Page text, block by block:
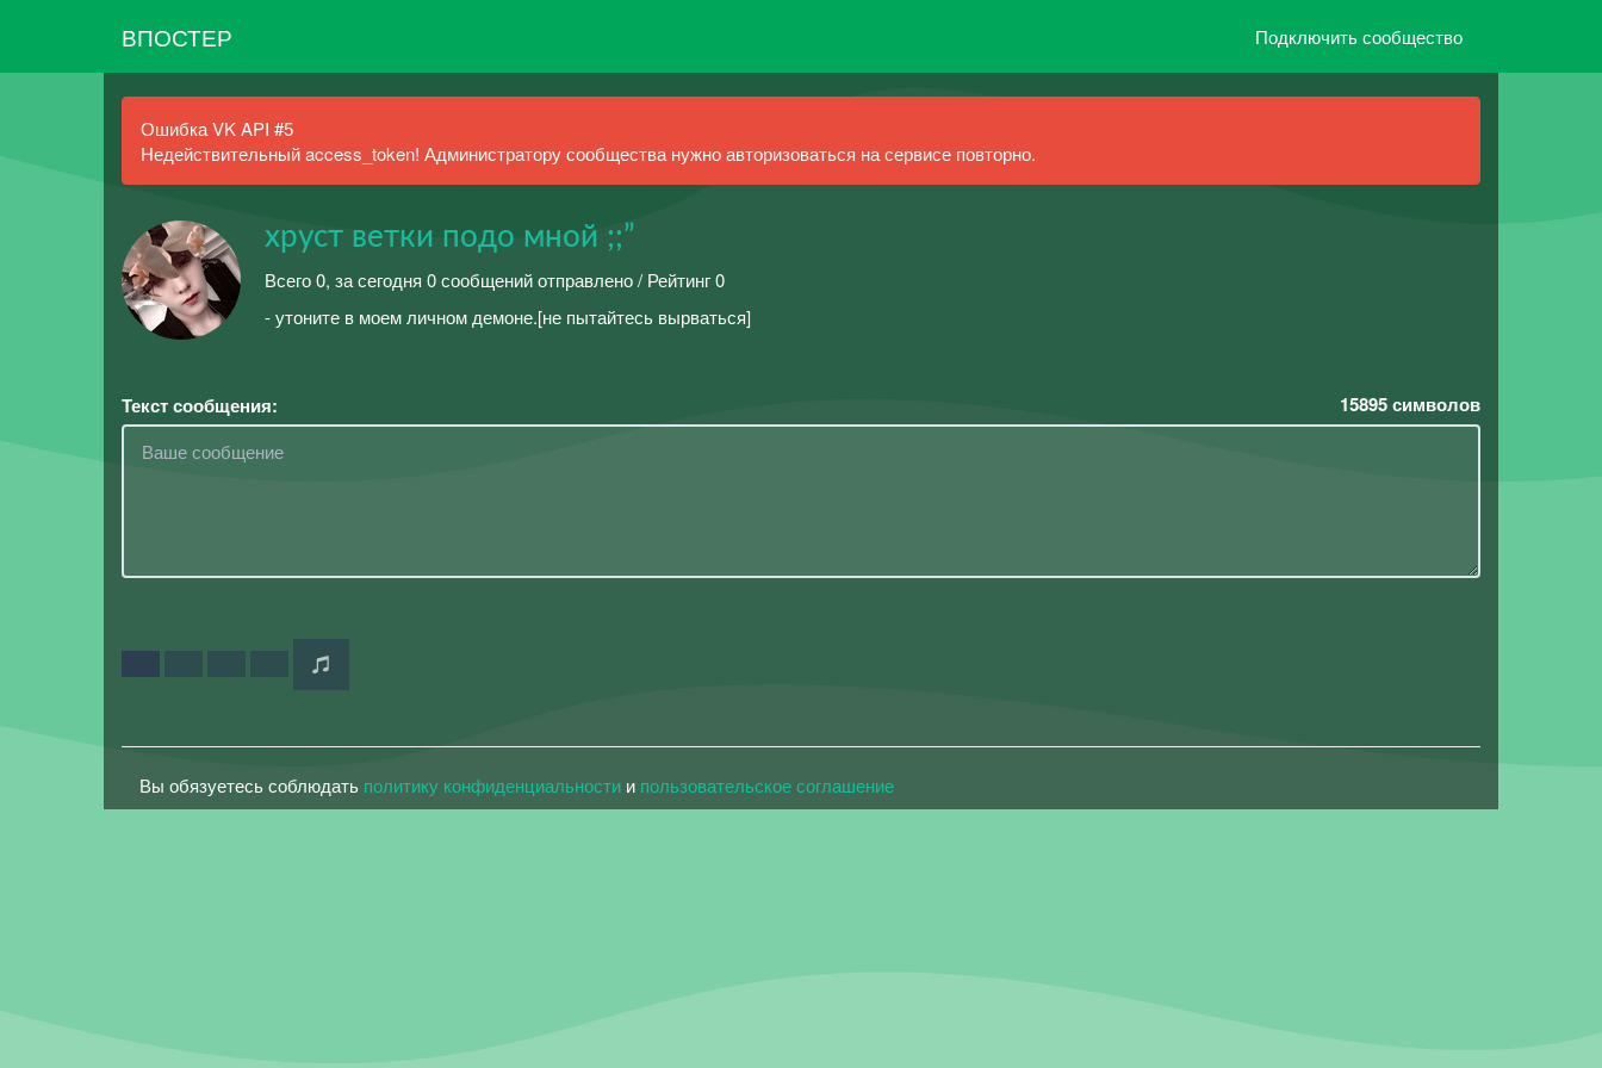
ВПОСТЕР Подключить сообщество
Ошибка VK API #5
Недействительный access_token! Администратору сообщества нужно авторизоваться на сервисе повторно.
хруст ветки подо мной ;;”
Всего 0, за сегодня 0 сообщений отправлено / Рейтинг 0
- утоните в моем личном демоне.[не пытайтесь вырваться]
Текст сообщения: 15895символов
Вы обязуетесь соблюдать политику конфиденциальности и пользовательское соглашение